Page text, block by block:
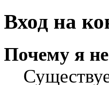
Вход на
Почему я